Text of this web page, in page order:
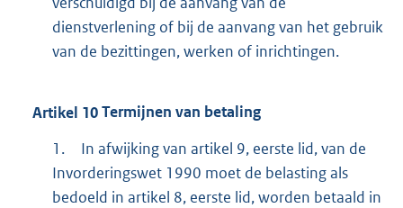
dienstverlening of bij de aanvang van het gebruik
van de bezittingen, werken of inrichtingen.
Artikel 10Termijnen van betaling
1.
In afwijking van artikel 9, eerste lid, van de
Invorderingswet 1990 moet de belasting als
bedoeld in artikel 8, eerste lid, worden betaald in